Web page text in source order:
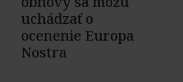
uchádzať o
ocenenie Europa
Nostra